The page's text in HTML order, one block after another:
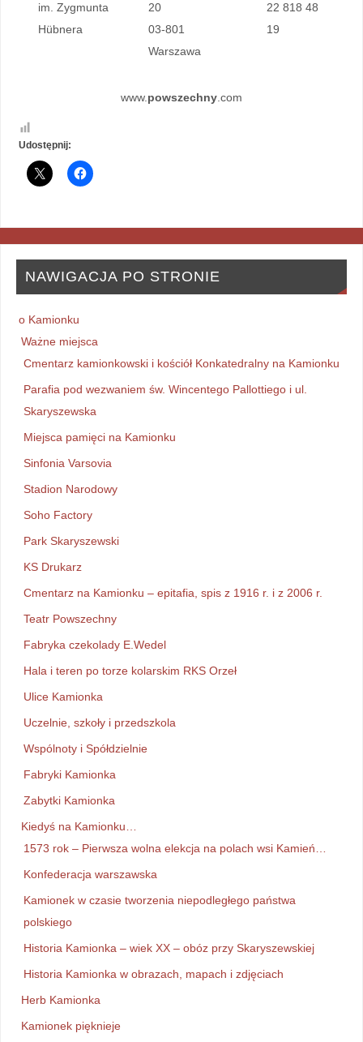
im. Zygmunta
Hübnera
20
03-801
Warszawa
22 818 48
19
www.powszechny.com
Udostępnij:
NAWIGACJA PO STRONIE
o Kamionku
Ważne miejsca
Cmentarz kamionkowski i kościół Konkatedralny na Kamionku
Parafia pod wezwaniem św. Wincentego Pallottiego i ul.
Skaryszewska
Miejsca pamięci na Kamionku
Sinfonia Varsovia
Stadion Narodowy
Soho Factory
Park Skaryszewski
KS Drukarz
Cmentarz na Kamionku – epitafia, spis z 1916 r. i z 2006 r.
Teatr Powszechny
Fabryka czekolady E.Wedel
Hala i teren po torze kolarskim RKS Orzeł
Ulice Kamionka
Uczelnie, szkoły i przedszkola
Wspólnoty i Spółdzielnie
Fabryki Kamionka
Zabytki Kamionka
Kiedyś na Kamionku…
1573 rok – Pierwsza wolna elekcja na polach wsi Kamień…
Konfederacja warszawska
Kamionek w czasie tworzenia niepodległego państwa
polskiego
Historia Kamionka – wiek XX – obóz przy Skaryszewskiej
Historia Kamionka w obrazach, mapach i zdjęciach
Herb Kamionka
Kamionek pięknieje